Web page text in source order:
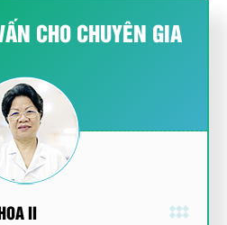
CHO CHUYÊN GIA
II